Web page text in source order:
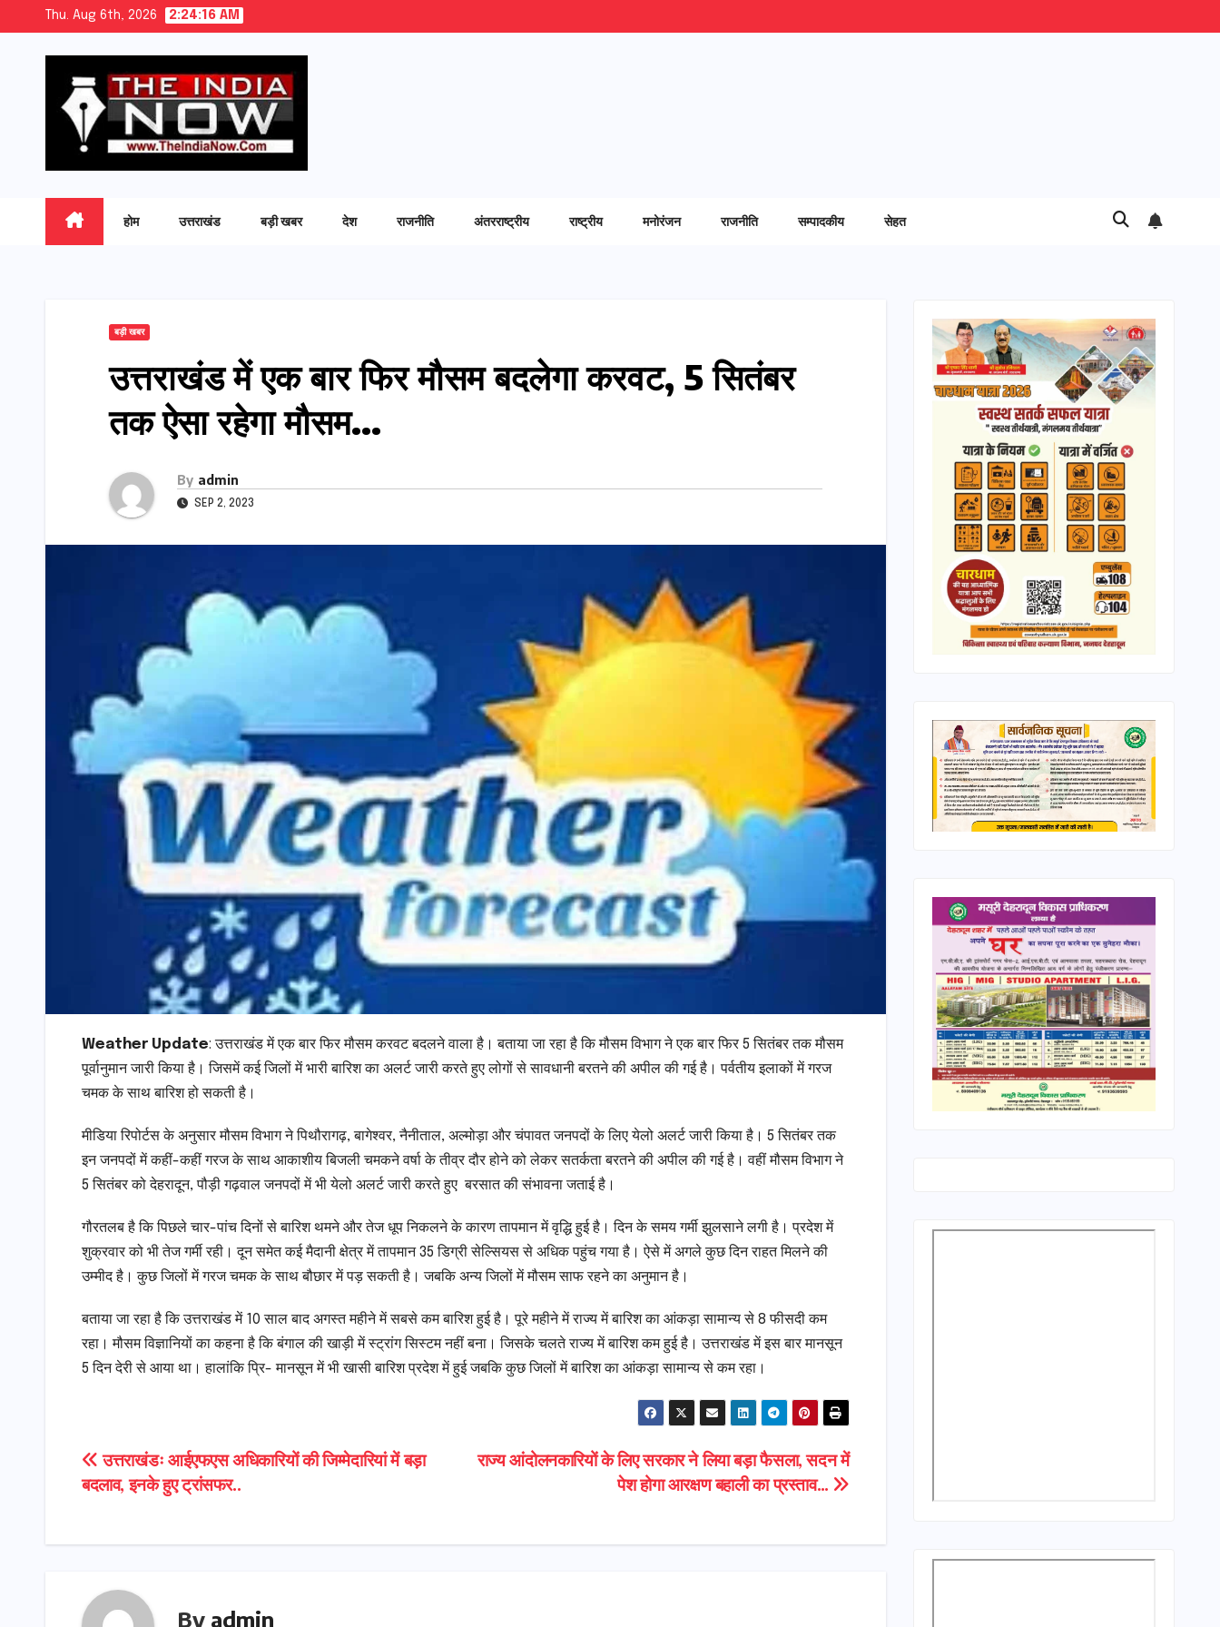
Thu. Aug 6th, 2026 2:24:17 AM
होम उत्तराखंड बड़ी खबर देश राजनीति अंतरराष्ट्रीय राष्ट्रीय मनोरंजन राजनीति सम्पादकीय सेहत
बड़ी खबर
उत्तराखंड में एक बार फिर मौसम बदलेगा करवट, 5 सितंबर
तक ऐसा रहेगा मौसम…
By admin
SEP 2, 2023
Weather Update: उत्तराखंड में एक बार फिर मौसम करवट बदलने वाला है। बताया जा रहा है कि मौसम विभाग ने एक बार फिर 5 सितंबर तक मौसम
पूर्वानुमान जारी किया है। जिसमें कई जिलों में भारी बारिश का अलर्ट जारी करते हुए लोगों से सावधानी बरतने की अपील की गई है। पर्वतीय इलाकों में गरज
चमक के साथ बारिश हो सकती है।
मीडिया रिपोर्टस के अनुसार मौसम विभाग ने पिथौरागढ़, बागेश्वर, नैनीताल, अल्मोड़ा और चंपावत जनपदों के लिए येलो अलर्ट जारी किया है। 5 सितंबर तक
इन जनपदों में कहीं-कहीं गरज के साथ आकाशीय बिजली चमकने वर्षा के तीव्र दौर होने को लेकर सतर्कता बरतने की अपील की गई है। वहीं मौसम विभाग ने
5 सितंबर को देहरादून, पौड़ी गढ़वाल जनपदों में भी येलो अलर्ट जारी करते हुए बरसात की संभावना जताई है।
गौरतलब है कि पिछले चार-पांच दिनों से बारिश थमने और तेज धूप निकलने के कारण तापमान में वृद्धि हुई है। दिन के समय गर्मी झुलसाने लगी है। प्रदेश में
शुक्रवार को भी तेज गर्मी रही। दून समेत कई मैदानी क्षेत्र में तापमान 35 डिग्री सेल्सियस से अधिक पहुंच गया है। ऐसे में अगले कुछ दिन राहत मिलने की
उम्मीद है। कुछ जिलों में गरज चमक के साथ बौछार में पड़ सकती है। जबकि अन्य जिलों में मौसम साफ रहने का अनुमान है।
बताया जा रहा है कि उत्तराखंड में 10 साल बाद अगस्त महीने में सबसे कम बारिश हुई है। पूरे महीने में राज्य में बारिश का आंकड़ा सामान्य से 8 फीसदी कम
रहा। मौसम विज्ञानियों का कहना है कि बंगाल की खाड़ी में स्ट्रांग सिस्टम नहीं बना। जिसके चलते राज्य में बारिश कम हुई है। उत्तराखंड में इस बार मानसून
5 दिन देरी से आया था। हालांकि प्रि- मानसून में भी खासी बारिश प्रदेश में हुई जबकि कुछ जिलों में बारिश का आंकड़ा सामान्य से कम रहा।
Post
navigation
राज्य आंदोलनकारियों के लिए सरकार ने लिया बड़ा फैसला, सदन में
पेश होगा आरक्षण बहाली का प्रस्ताव…
उत्तराखंडः आईएफएस अधिकारियों की जिम्मेदारियां में बड़ा
बदलाव, इनके हुए ट्रांसफर..
By admin